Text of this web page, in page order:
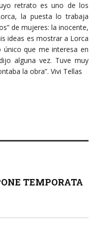
retrato es uno de los
la puesta lo trabaja
de mujeres: la inocente,
ideas es mostrar a Lorca
único que me interesa en
alguna vez. Tuve muy
la obra”. Vivi Tellas
TEMPORATA